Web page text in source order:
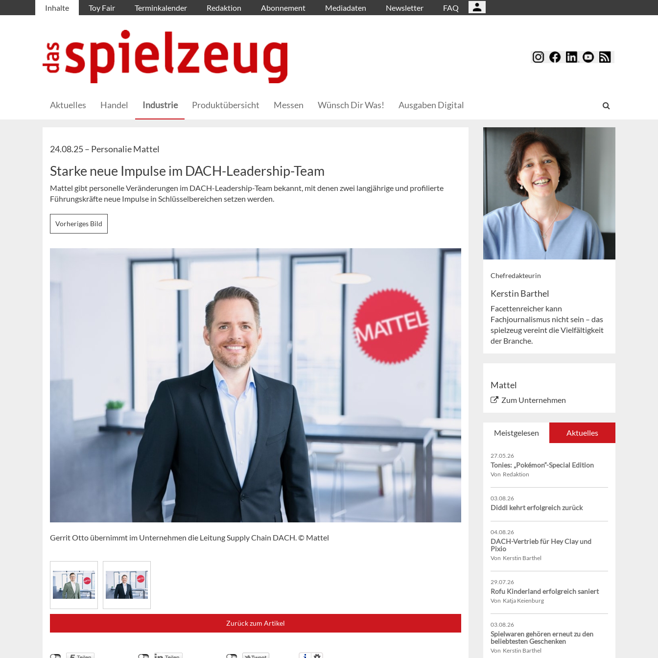
Inhalte Toy Fair Terminkalender Redaktion Abonnement Mediadaten Newsletter FAQ
Aktuelles Handel Industrie Produktübersicht Messen Wünsch Dir Was! Ausgaben Digital
24.08.25 – Personalie Mattel
Starke neue Impulse im DACH-Leadership-Team
Mattel gibt personelle Veränderungen im DACH-Leadership-Team bekannt, mit denen zwei langjährige und profilierte
Führungskräfte neue Impulse in Schlüsselbereichen setzen werden.
Vorheriges Bild
Gerrit Otto übernimmt im Unternehmen die Leitung Supply Chain DACH. © Mattel
Zurück zum Artikel
Chefredakteurin
Kerstin Barthel
Facettenreicher kann
Fachjournalismus nicht sein – das
spielzeug vereint die Vielfältigkeit
der Branche.
Mattel
Zum Unternehmen
Meistgelesen Aktuelles
27.05.26
Tonies: „Pokémon“-Special Edition
Von Redaktion
03.08.26
Diddl kehrt erfolgreich zurück
04.08.26
DACH-Vertrieb für Hey Clay und
Pixio
Von Kerstin Barthel
29.07.26
Rofu Kinderland erfolgreich saniert
Von Katja Keienburg
03.08.26
Spielwaren gehören erneut zu den
beliebtesten Geschenken
Von Kerstin Barthel